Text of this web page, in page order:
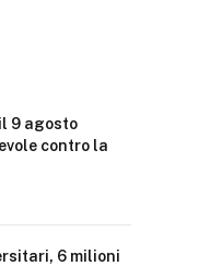
9 agosto
contro la
6 milioni